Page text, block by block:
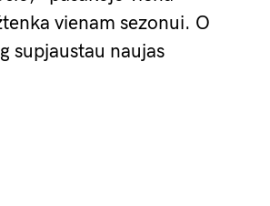
vienam sezonui. O
supjaustau naujas